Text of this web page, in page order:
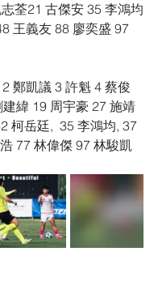
荃21 古傑安 35 李鴻均
王義友 88 廖奕盛 97
鄭凱議 3 許魁 4 蔡俊
緯 19 周宇豪 27 施靖
柯岳廷,  35 李鴻均, 37
77 林偉傑 97 林駿凱